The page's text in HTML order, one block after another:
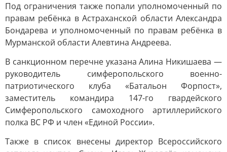
Под ограничения также попали уполномоченный по
правам ребёнка в Астраханской области Александра
Бондарева и уполномоченный по правам ребёнка в
Мурманской области Алевтина Андреева.
В санкционном перечне указана Алина Никишаева —
руководитель симферопольского военно-
патриотического клуба «Батальон Форпост»,
заместитель командира 147-го гвардейского
Симферопольского самоходного артиллерийского
полка ВС РФ и член «Единой России».
Также в список внесены директор Всероссийского